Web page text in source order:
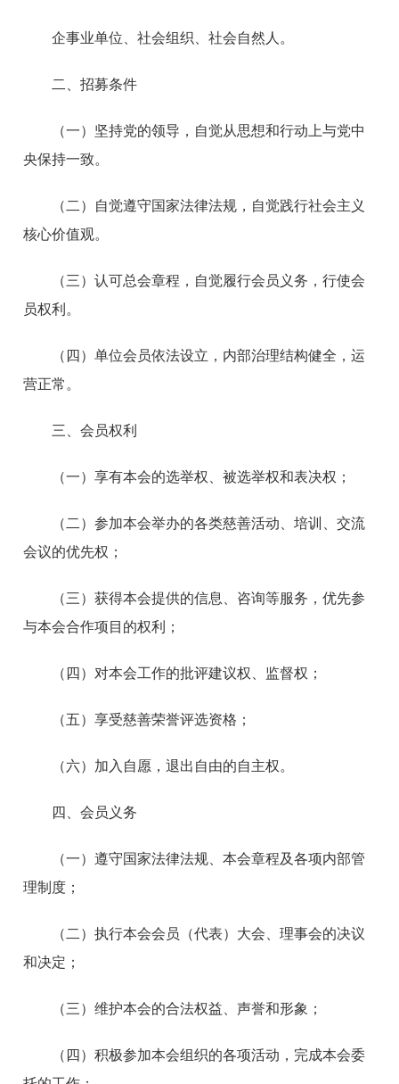
企事业单位、社会组织、社会自然人。
二、招募条件
（一）坚持党的领导，自觉从思想和行动上与党中
央保持一致。
（二）自觉遵守国家法律法规，自觉践行社会主义
核心价值观。
（三）认可总会章程，自觉履行会员义务，行使会
员权利。
（四）单位会员依法设立，内部治理结构健全，运
营正常。
三、会员权利
（一）享有本会的选举权、被选举权和表决权；
（二）参加本会举办的各类慈善活动、培训、交流
会议的优先权；
（三）获得本会提供的信息、咨询等服务，优先参
与本会合作项目的权利；
（四）对本会工作的批评建议权、监督权；
（五）享受慈善荣誉评选资格；
（六）加入自愿，退出自由的自主权。
四、会员义务
（一）遵守国家法律法规、本会章程及各项内部管
理制度；
（二）执行本会会员（代表）大会、理事会的决议
和决定；
（三）维护本会的合法权益、声誉和形象；
（四）积极参加本会组织的各项活动，完成本会委